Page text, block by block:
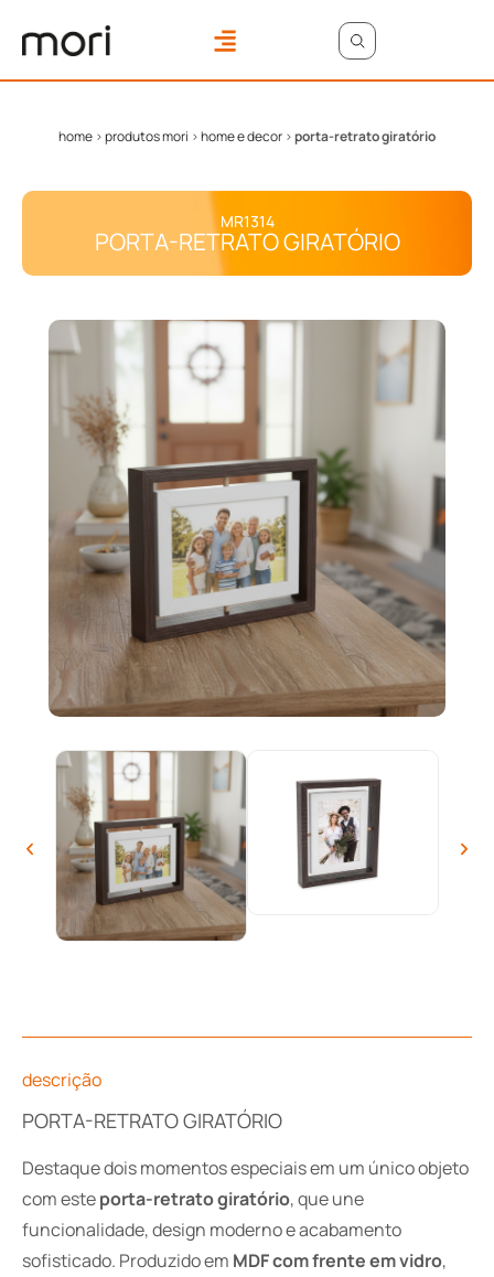
home >produtos mori >home e decor >porta-retrato giratório
MR1314
PORTA-RETRATO GIRATÓRIO
descrição
PORTA-RETRATO GIRATÓRIO
Destaque dois momentos especiais em um único objeto
com esteporta-retrato giratório, que une
funcionalidade, design moderno e acabamento
sofisticado. Produzido em MDF com frente em vidro,